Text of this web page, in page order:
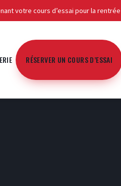
votre cours d’essai pour la rentrée
RÉSERVER UN COURS D’ESSAI